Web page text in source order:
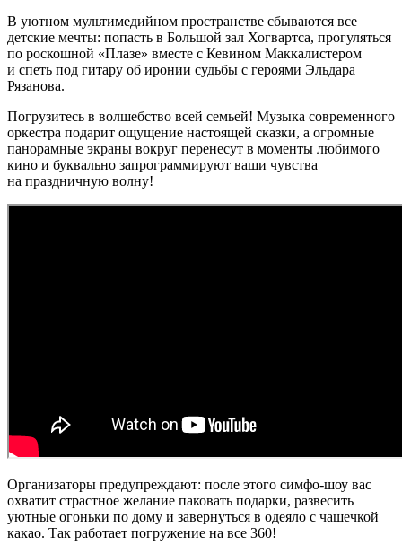
В уютном мультимедийном пространстве сбываются все
детские мечты: попасть в Большой зал Хогвартса, прогуляться
по роскошной «Плазе» вместе с Кевином Маккалистером
и спеть под гитару об иронии судьбы с героями Эльдара
Рязанова.
Погрузитесь в волшебство всей семьей! Музыка современного
оркестра подарит ощущение настоящей сказки, а огромные
панорамные экраны вокруг перенесут в моменты любимого
кино и буквально запрограммируют ваши чувства
на праздничную волну!
Организаторы предупреждают: после этого симфо-шоу вас
охватит страстное желание паковать подарки, развесить
уютные огоньки по дому и завернуться в одеяло с чашечкой
какао. Так работает погружение на все 360!